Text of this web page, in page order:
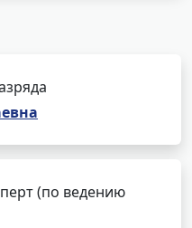
(по ведению